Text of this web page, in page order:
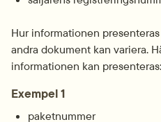
Hur informationen
andra dokument kan variera.
informationen kan presenteras:
Exempel 1
paketnummer